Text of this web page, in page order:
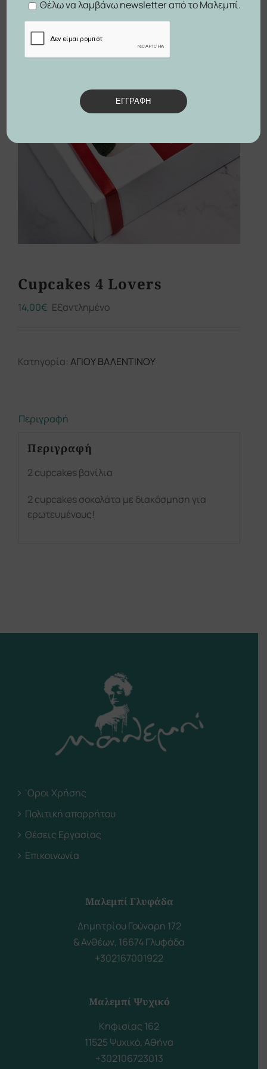
Cupcakes 4 Lovers
14,00€ Εξαντλημένο
Κατηγορία: ΑΓΙΟΥ ΒΑΛΕΝΤΙΝΟΥ
Περιγραφή
Περιγραφή
2 cupcakes βανίλια
2 cupcakes σοκολάτα με διακόσμηση για
ερωτευμένους!
‘Οροι Χρήσης
Πολιτική απορρήτου
Θέσεις Εργασίας
Επικοινωνία
Μαλεμπί Γλυφάδα
Δημητρίου Γούναρη 172
& Ανθέων, 16674 Γλυφάδα
+302167001922
Μαλεμπί Ψυχικό
Κηφισίας 162
11525 Ψυχικό, Αθήνα
+302106723013
Θέλω να λαμβάνω newsletter από το Μαλεμπί.
ΕΓΓΡΑΦΗ